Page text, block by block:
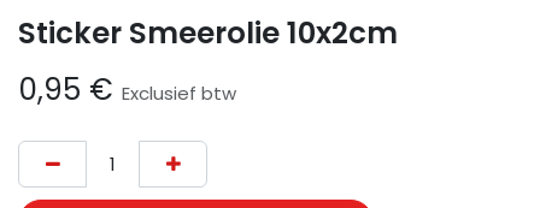
Sticker Smeerolie 10x2cm
0,95 € Exclusief btw